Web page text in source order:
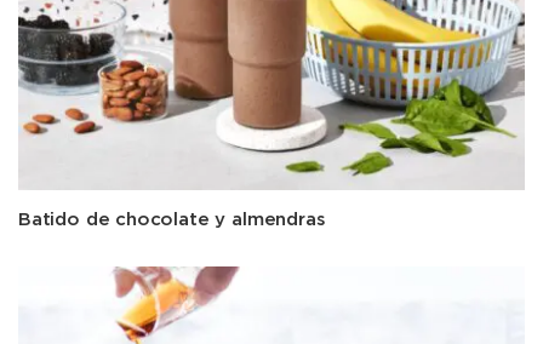
Batido de chocolate y almendras